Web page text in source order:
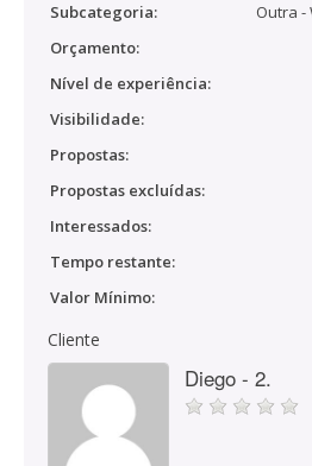
Subcategoria:
Outra -
Orçamento:
Nível de experiência:
Visibilidade:
Propostas:
Propostas excluídas:
Interessados:
Tempo restante:
Valor Mínimo:
Cliente
Diego - 2.